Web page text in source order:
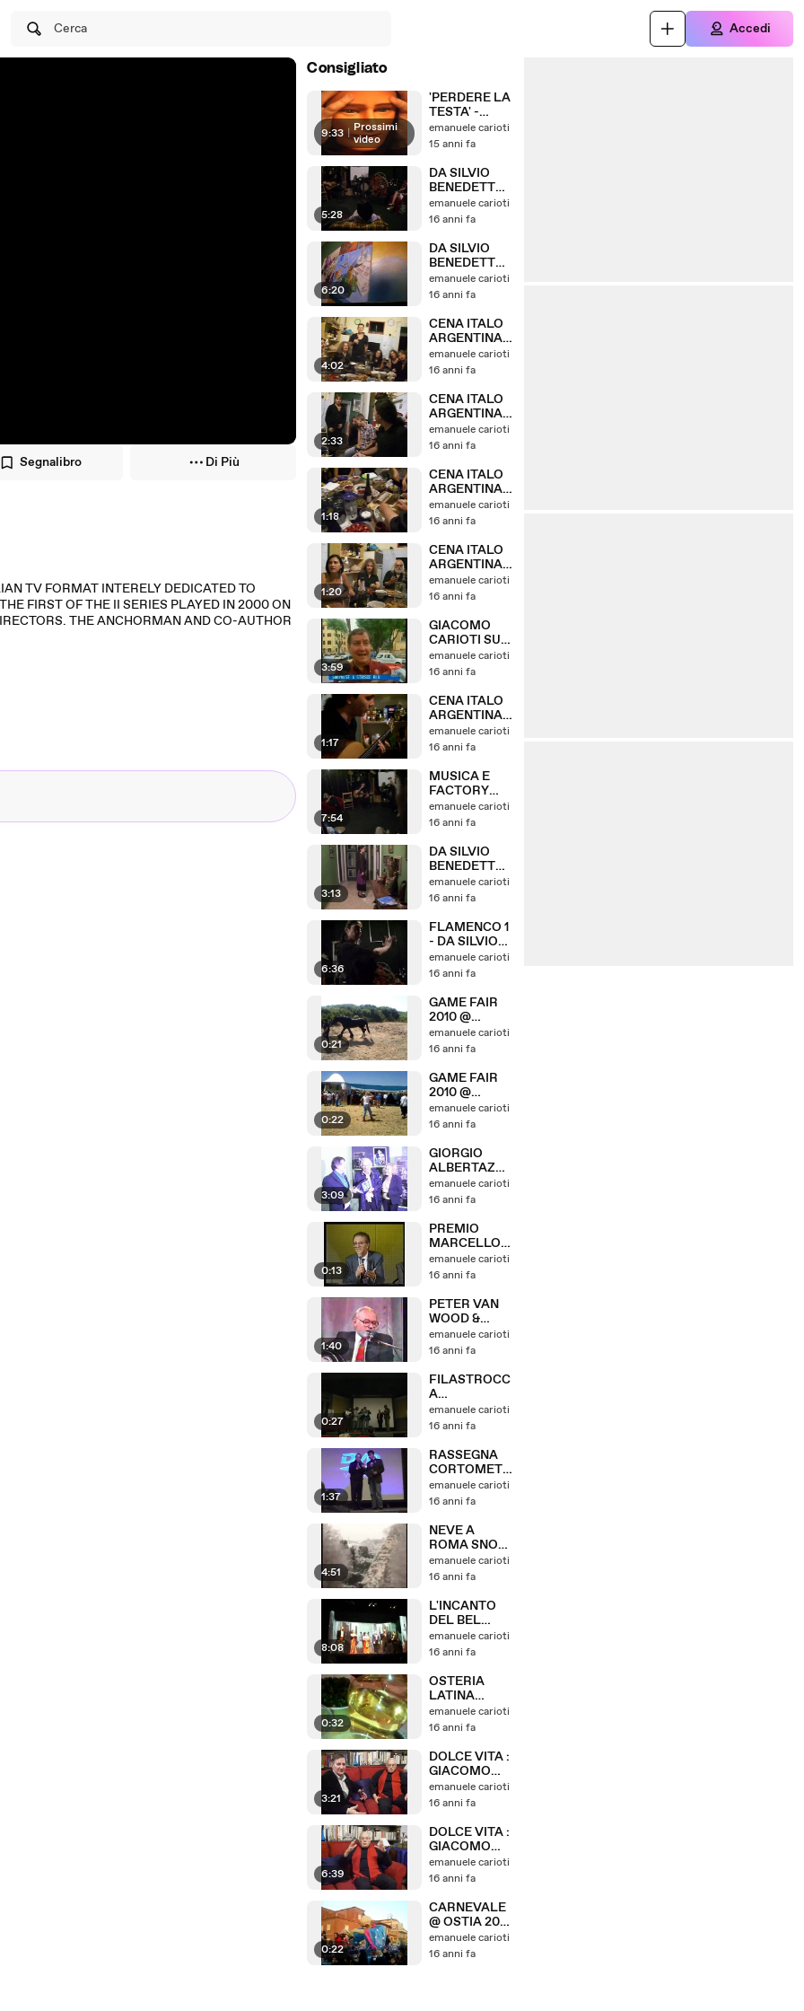
Cerca Accedi
Segnalibro Di Più
TV FORMAT INTERELY DEDICATED TO
FIRST OF THE II SERIES PLAYED IN 2000 ON
THE ANCHORMAN AND CO-AUTHOR
Consigliato
9:33 | Prossimi
video
'PERDERE LA
TESTA' -
CORTOMETR
AGGIO -
S HEAD' -
SHORTMOVI
E EMATUBE -
01/01/2011
emanuele carioti
15 anni fa
5:28
DA SILVIO
BENEDETTO
12.06.2010 - 3
emanuele carioti
16 anni fa
6:20
DA SILVIO
BENEDETTO
12.06.2010 - 1
emanuele carioti
16 anni fa
4:02
CENA ITALO
ARGENTINA 3
CINCIN
PROGRESSIV
emanuele carioti
16 anni fa
2:33
CENA ITALO
ARGENTINA 2
ARRIVA
EMANUELE
emanuele carioti
16 anni fa
1:18
CENA ITALO
ARGENTINA 1
DA SILVIO
BENEDETTO
emanuele carioti
16 anni fa
1:20
CENA ITALO
ARGENTINA
4 - CENA E
CANTI
emanuele carioti
16 anni fa
3:59
GIACOMO
CARIOTI SU
TELESTUDIO
emanuele carioti
16 anni fa
1:17
CENA ITALO
ARGENTINA 5
CANTI SILVIO
BENEDETTO
emanuele carioti
16 anni fa
7:54
MUSICA E
FACTORY
SILVIO - DA
SILVIO
12.06.2010 - 7
emanuele carioti
16 anni fa
3:13
DA SILVIO
BENEDETTO
12.06.2010 - 2
emanuele carioti
16 anni fa
6:36
FLAMENCO 1
- DA SILVIO
BENEDETTO
12.06.2010 - 6
emanuele carioti
16 anni fa
0:21
GAME FAIR
2010 @
TARQUINIA
LOC SPINICCI
EMATUBE @
emanuele carioti
16 anni fa
0:22
GAME FAIR
2010 @
TARQUINIA
LOC.
ANNO
EMATUBE @
emanuele carioti
16 anni fa
3:09
GIORGIO
ALBERTAZZI
RICEVE IL
PREMIO
SGARLATA -
MAGG
emanuele carioti
16 anni fa
0:13
PREMIO
MARCELLO
SGARLATA -
INTERVENTI
DEL 1987
emanuele carioti
16 anni fa
1:40
PETER VAN
WOOD &
PINO DE
LUCIA
INSIEME
emanuele carioti
16 anni fa
0:27
FILASTROCC
A
ALL'ALBICOC
OCCA VINCE
CORTI XX
MUN.
emanuele carioti
16 anni fa
1:37
RASSEGNA
CORTOMETR
AGGI XX
MUNICIPIO
CORTI E
RIBEL
emanuele carioti
16 anni fa
4:51
NEVE A
ROMA SNOW
@ ROME
VARI
EMATUBE 12
02 2010
emanuele carioti
16 anni fa
8:08
L'INCANTO
DEL BEL
CANTO @
TEATRO
ROMA
05.02.2010
emanuele carioti
16 anni fa
0:32
OSTERIA
LATINA
OTTIMA
CUCINA
VIA LATINA
emanuele carioti
16 anni fa
3:21
DOLCE VITA :
GIACOMO
CARIOTI
INTERVISTA
LIVERANI 2
emanuele carioti
16 anni fa
6:39
DOLCE VITA :
GIACOMO
CARIOTI
INTERVISTA
LIVERANI
emanuele carioti
16 anni fa
0:22
CARNEVALE
@ OSTIA 2010
EMANUELE
CARIOTI
emanuele carioti
16 anni fa